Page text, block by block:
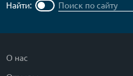
Найти:
О нас